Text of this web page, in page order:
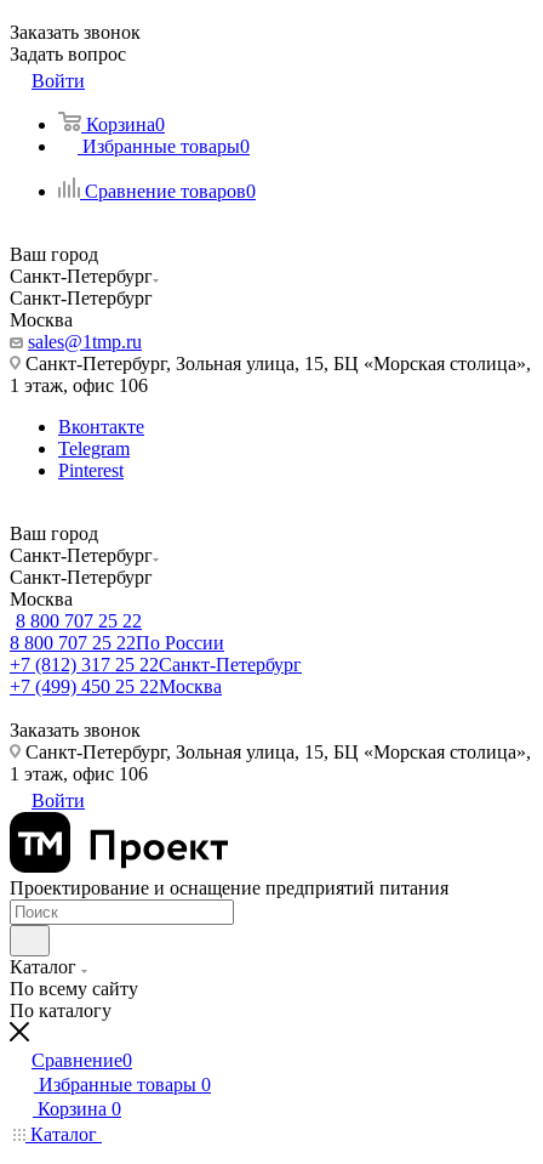
Заказать звонок
Задать вопрос
Войти
Корзина0
Избранные товары0
Сравнение товаров0
Ваш город
Санкт-Петербург
Санкт-Петербург
Москва
sales@1tmp.ru
Санкт-Петербург, Зольная улица, 15, БЦ «Морская столица»,
1 этаж, офис 106
Вконтакте
Telegram
Pinterest
Ваш город
Санкт-Петербург
Санкт-Петербург
Москва
8 800 707 25 22
8 800 707 25 22По России
+7 (812) 317 25 22Санкт-Петербург
+7 (499) 450 25 22Москва
Заказать звонок
Санкт-Петербург, Зольная улица, 15, БЦ «Морская столица»,
1 этаж, офис 106
Войти
Проектирование и оснащение предприятий питания
Каталог
По всему сайту
По каталогу
Сравнение0
Избранные товары 0
Корзина 0
Каталог